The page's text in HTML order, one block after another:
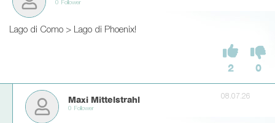
0 Follower
Lago di Como > Lago di Phoenix!
2 0
Maxi Mittelstrahl
0 Follower
08.07.26